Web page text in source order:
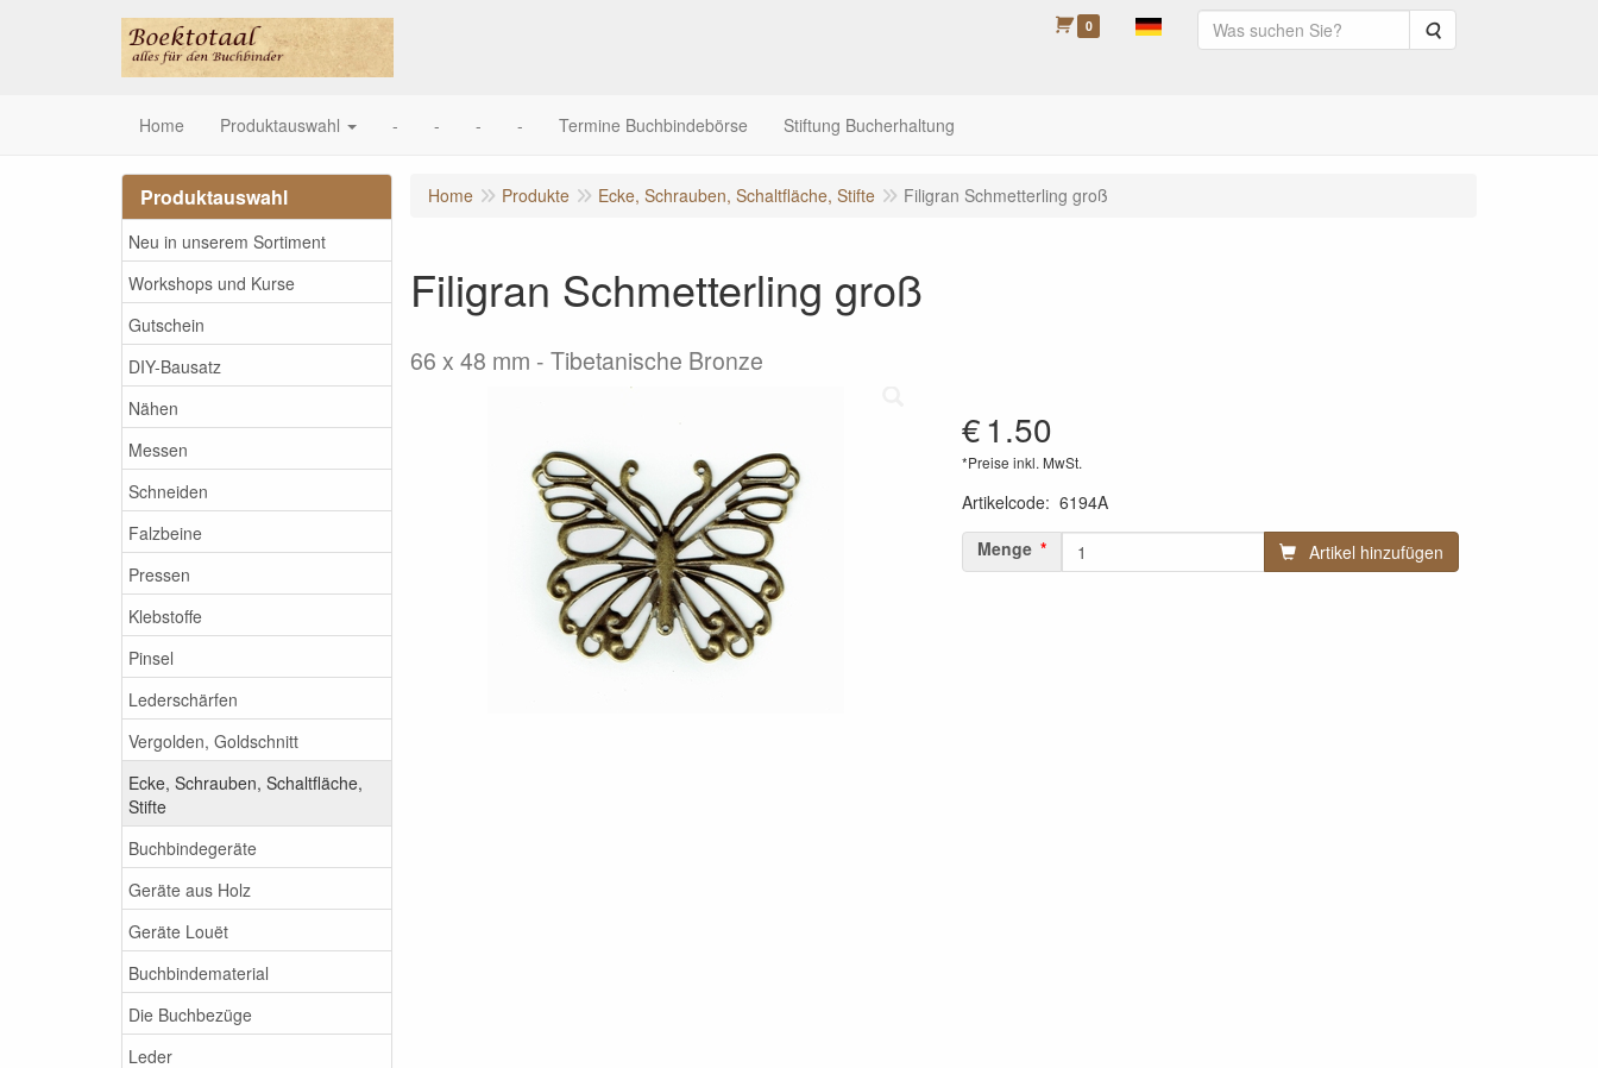
0 Suche
Home Produktauswahl - - - - Termine Buchbindebörse Stiftung Bucherhaltung
Produktauswahl
Neu in unserem Sortiment
Workshops und Kurse
Gutschein
DIY-Bausatz
Nähen
Messen
Schneiden
Falzbeine
Pressen
Klebstoffe
Pinsel
Lederschärfen
Vergolden, Goldschnitt
Ecke, Schrauben, Schaltfläche,
Stifte
Buchbindegeräte
Geräte aus Holz
Geräte Louët
Buchbindematerial
Die Buchbezüge
Leder
Home Produkte Ecke, Schrauben, Schaltfläche, Stifte Filigran Schmetterling groß
Filigran Schmetterling groß
66 x 48 mm - Tibetanische Bronze
€1.50
*Preise inkl. MwSt.
Artikelcode: 6194A
Menge
Artikel hinzufügen